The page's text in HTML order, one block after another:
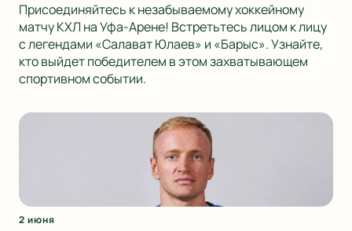
Присоединяйтесь к незабываемому хоккейному
матчу КХЛ на Уфа-Арене! Встретьтесь лицом к лицу
с легендами «Салават Юлаев» и «Барыс». Узнайте,
кто выйдет победителем в этом захватывающем
спортивном событии.
2 июня